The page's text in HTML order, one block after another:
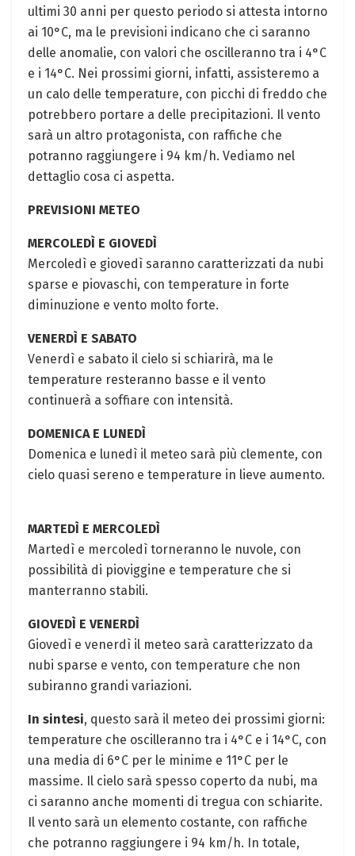
ultimi 30 anni per questo periodo si attesta intorno
ai 10°C, ma le previsioni indicano che ci saranno
delle anomalie, con valori che oscilleranno tra i 4°C
e i 14°C. Nei prossimi giorni, infatti, assisteremo a
un calo delle temperature, con picchi di freddo che
potrebbero portare a delle precipitazioni. Il vento
sarà un altro protagonista, con raffiche che
potranno raggiungere i 94 km/h. Vediamo nel
dettaglio cosa ci aspetta.
PREVISIONI METEO
MERCOLEDÌ E GIOVEDÌ
Mercoledì e giovedì saranno caratterizzati da nubi
sparse e piovaschi, con temperature in forte
diminuzione e vento molto forte.
VENERDÌ E SABATO
Venerdì e sabato il cielo si schiarirà, ma le
temperature resteranno basse e il vento
continuerà a soffiare con intensità.
DOMENICA E LUNEDÌ
Domenica e lunedì il meteo sarà più clemente, con
cielo quasi sereno e temperature in lieve aumento.
MARTEDÌ E MERCOLEDÌ
Martedì e mercoledì torneranno le nuvole, con
possibilità di pioviggine e temperature che si
manterranno stabili.
GIOVEDÌ E VENERDÌ
Giovedì e venerdì il meteo sarà caratterizzato da
nubi sparse e vento, con temperature che non
subiranno grandi variazioni.
In sintesi, questo sarà il meteo dei prossimi giorni:
temperature che oscilleranno tra i 4°C e i 14°C, con
una media di 6°C per le minime e 11°C per le
massime. Il cielo sarà spesso coperto da nubi, ma
ci saranno anche momenti di tregua con schiarite.
Il vento sarà un elemento costante, con raffiche
che potranno raggiungere i 94 km/h. In totale,